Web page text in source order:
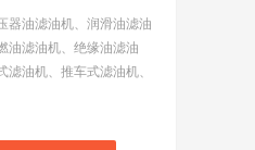
器油滤油机、润滑油滤油
油滤油机、绝缘油滤油
油机、推车式滤油机、